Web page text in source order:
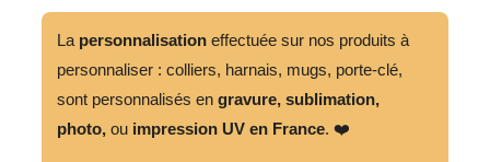
La personnalisation effectuée sur nos produits à
personnaliser : colliers, harnais, mugs, porte-clé,
sont personnalisés engravure, sublimation,
photo, ou impression UV en France. ❤️